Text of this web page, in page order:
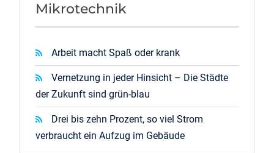
Mikrotechnik
Arbeit macht Spaß oder krank
Vernetzung in jeder Hinsicht – Die Städte
der Zukunft sind grün-blau
Drei bis zehn Prozent, so viel Strom
verbraucht ein Aufzug im Gebäude